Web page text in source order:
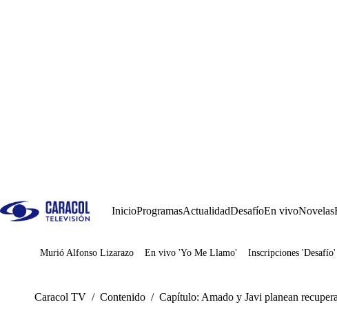
InicioProgramasActualidadDesafíoEn vivoNovelas
Juegos
Murió Alfonso Lizarazo En vivo 'Yo Me Llamo' Inscripciones 'Desafío'
Caracol TV / Contenido / Capítulo: Amado y Javi planean